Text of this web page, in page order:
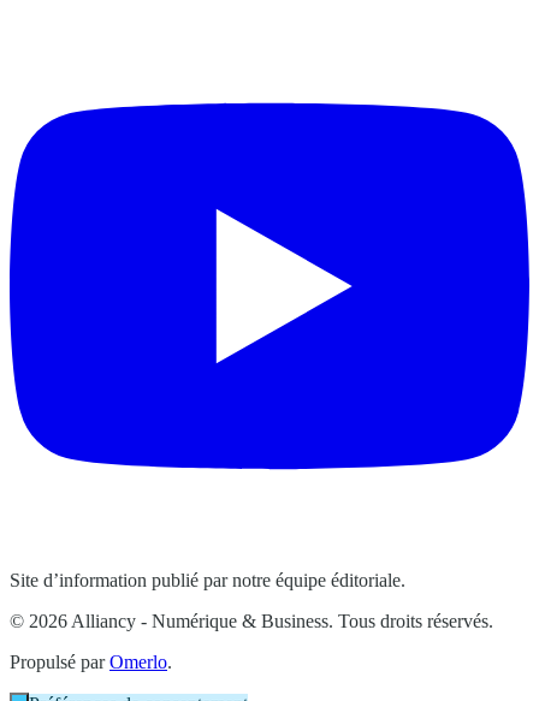
Site d’information publié par notre équipe éditoriale.
© 2026 Alliancy - Numérique & Business. Tous droits réservés.
Propulsé parOmerlo.